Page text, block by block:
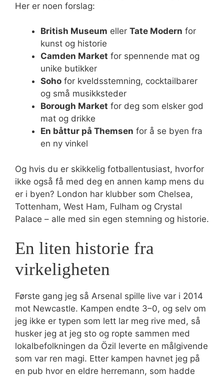
Her er noen forslag:
British Museum eller Tate Modern for
kunst og historie
Camden Market for spennende mat og
unike butikker
Soho for kveldsstemning, cocktailbarer
og små musikksteder
Borough Market for deg som elsker god
mat og drikke
En båttur på Themsen for å se byen fra
en ny vinkel
Og hvis du er skikkelig fotballentusiast, hvorfor
ikke også få med deg en annen kamp mens du
er i byen? London har klubber som Chelsea,
Tottenham, West Ham, Fulham og Crystal
Palace – alle med sin egen stemning og historie.
En liten historie fra
virkeligheten
Første gang jeg så Arsenal spille live var i 2014
mot Newcastle. Kampen endte 3–0, og selv om
jeg ikke er typen som lett lar meg rive med, så
husker jeg at jeg sto og ropte sammen med
lokalbefolkningen da Özil leverte en målgivende
som var ren magi. Etter kampen havnet jeg på
en pub hvor en eldre herremann, som hadde